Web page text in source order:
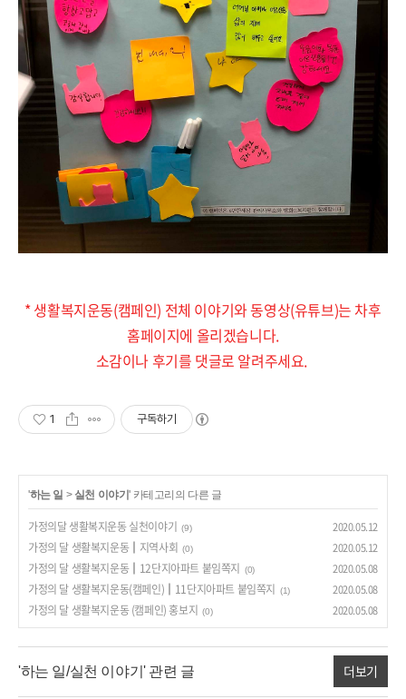
* 생활복지운동(캠페인) 전체 이야기와 동영상(유튜브)는 차후
홈페이지에 올리겠습니다.
소감이나 후기를 댓글로 알려주세요.
1 구독하기
'하는 일 > 실천 이야기' 카테고리의 다른 글
가정의달 생활복지운동 실천이야기 (9) 2020.05.12
가정의 달 생활복지운동┃지역사회 (0) 2020.05.12
가정의 달 생활복지운동┃12단지아파트 붙임쪽지 (0) 2020.05.08
가정의 달 생활복지운동(캠페인)┃11단지아파트 붙임쪽지 (1) 2020.05.08
가정의 달 생활복지운동 (캠페인) 홍보지 (0) 2020.05.08
'하는 일/실천 이야기' 관련 글 더보기